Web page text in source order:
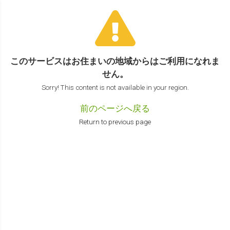
このサービスはお住まいの地域からはご利用になれま
せん。
Sorry! This content is not available in your region.
前のページへ戻る
Return to previous page